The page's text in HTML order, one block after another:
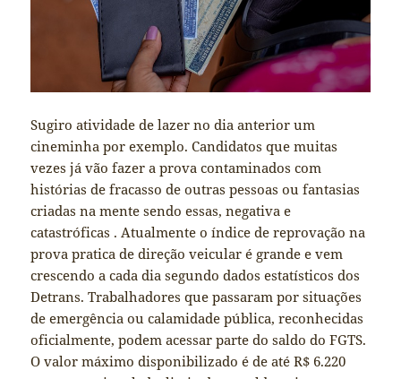
Sugiro atividade de lazer no dia anterior um
cineminha por exemplo. Candidatos que muitas
vezes já vão fazer a prova contaminados com
histórias de fracasso de outras pessoas ou fantasias
criadas na mente sendo essas, negativa e
catastróficas . Atualmente o índice de reprovação na
prova pratica de direção veicular é grande e vem
crescendo a cada dia segundo dados estatísticos dos
Detrans. Trabalhadores que passaram por situações
de emergência ou calamidade pública, reconhecidas
oficialmente, podem acessar parte do saldo do FGTS.
O valor máximo disponibilizado é de até R$ 6.220